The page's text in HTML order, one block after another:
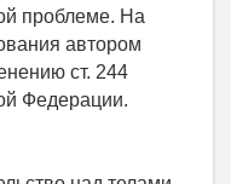
проблеме. На
автором
ст. 244
Федерации.